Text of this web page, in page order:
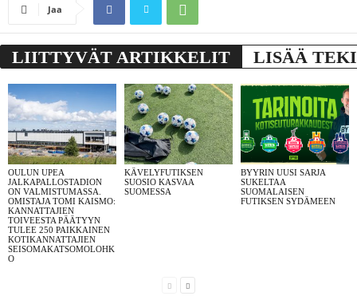
Jaa
LIITTYVÄT ARTIKKELIT LISÄÄ
OULUN UPEA
JALKAPALLOSTADION
ON VALMISTUMASSA.
OMISTAJA TOMI KAISMO:
KANNATTAJIEN
TOIVEESTA PÄÄTYYN
TULEE 250 PAIKKAINEN
KOTIKANNATTAJIEN
SEISOMAKATSOMOLOHK
O
KÄVELYFUTIKSEN
SUOSIO KASVAA
SUOMESSA
BYYRIN UUSI SARJA
SUKELTAA
SUOMALAISEN
FUTIKSEN SYDÄMEEN